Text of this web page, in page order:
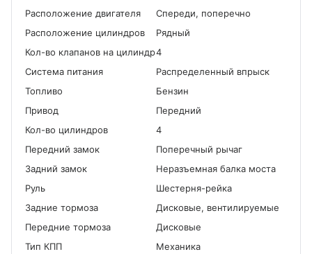
Расположение двигателя
Спереди, поперечно
Расположение цилиндров
Рядный
Кол-во клапанов на цилиндр4
Система питания
Распределенный впрыск
Топливо
Бензин
Привод
Передний
Кол-во цилиндров
4
Передний замок
Поперечный рычаг
Задний замок
Неразъемная балка моста
Руль
Шестерня-рейка
Задние тормоза
Дисковые, вентилируемые
Передние тормоза
Дисковые
Тип КПП
Механика